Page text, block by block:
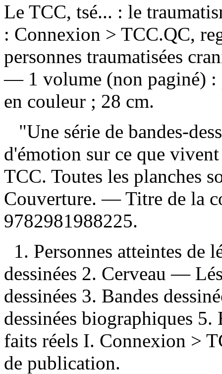
Le TCC, tsé... : le
: Connexion > TCC.QC,
personnes traumatisées
— 1 volume (non paginé) :
en couleur ; 28 cm.
"Une série de bandes-
d'émotion sur ce que
TCC. Toutes les planches
Couverture. — Titre de la
9782981988225.
1. Personnes atteintes de
dessinées 2. Cerveau —
dessinées 3. Bandes
dessinées biographiques 5.
faits réels I. Connexion >
de publication.